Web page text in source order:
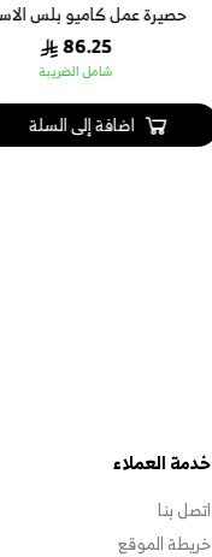
حصيرة عمل كاميو بلس
86.25
شامل الضريبة
اضافة إلى السلة
خدمة العملاء
اتصل بنا
خريطة الموقع